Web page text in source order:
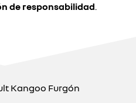
de responsabilidad.
Kangoo Furgón